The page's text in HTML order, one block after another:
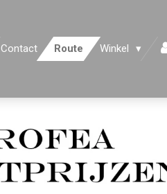
Contact Route Winkel